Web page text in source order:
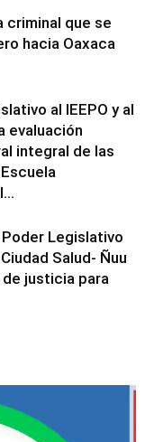
criminal que se
hacia Oaxaca
al IEEPO y al
evaluación
integral de las
Legislativo
Salud- Ñuu
justicia para